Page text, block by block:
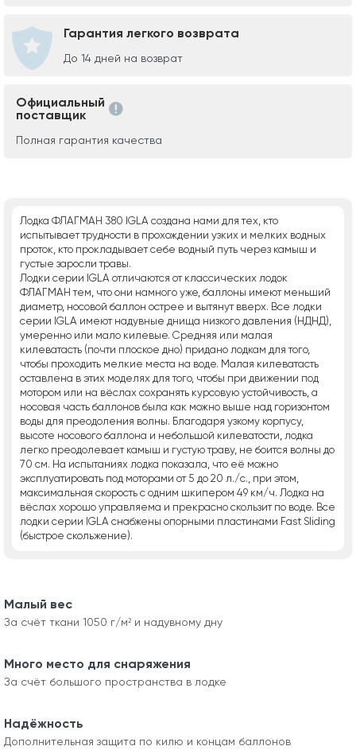
Гарантия легкого возврата
До 14 дней на возврат
Официальный
поставщик
Полная гарантия качества
Лодка ФЛАГМАН 380 IGLA создана нами для тех, кто
испытывает трудности в прохождении узких и мелких водных
проток, кто прокладывает себе водный путь через камыш и
густые заросли травы.
Лодки серии IGLA отличаются от классических лодок
ФЛАГМАН тем, что они намного уже, баллоны имеют меньший
диаметр, носовой баллон острее и вытянут вверх. Все лодки
серии IGLA имеют надувные днища низкого давления (НДНД),
умеренно или мало килевые. Средняя или малая
килеватасть (почти плоское дно) придано лодкам для того,
чтобы проходить мелкие места на воде. Малая килеватасть
оставлена в этих моделях для того, чтобы при движении под
мотором или на вёслах сохранять курсовую устойчивость, а
носовая часть баллонов была как можно выше над горизонтом
воды для преодоления волны. Благодаря узкому корпусу,
высоте носового баллона и небольшой килеватости, лодка
легко преодолевает камыш и густую траву, не боится волны до
70 см. На испытаниях лодка показала, что её можно
эксплуатировать под моторами от 5 до 20 л./с., при этом,
максимальная скорость с одним шкипером 49 км/ч. Лодка на
вёслах хорошо управляема и прекрасно скользит по воде. Все
лодки серии IGLA снабжены опорными пластинами Fast Sliding
(быстрое скольжение).
Малый вес
За счёт ткани 1050 г/м² и надувному дну
Много место для снаряжения
За счёт большого пространства в лодке
Надёжность
Дополнительная защита по килю и концам баллонов